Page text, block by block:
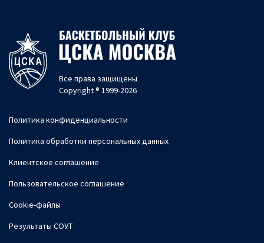
Все права защищены
Copyright ® 1999-2026
Политика конфиденциальности
Политика обработки персональных данных
Клиентское соглашение
Пользовательское соглашение
Cookie-файлы
Результаты СОУТ